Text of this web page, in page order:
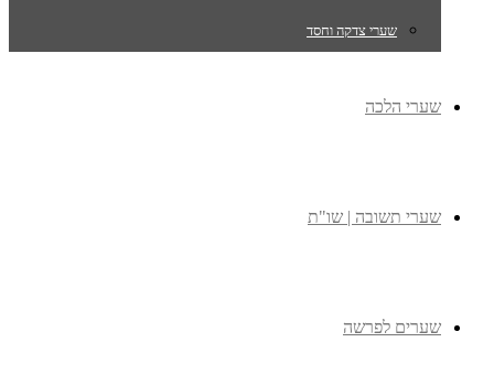
שערי צדקה וחסד
שערי הלכה
שערי תשובה | שו"ת
שערים לפרשה